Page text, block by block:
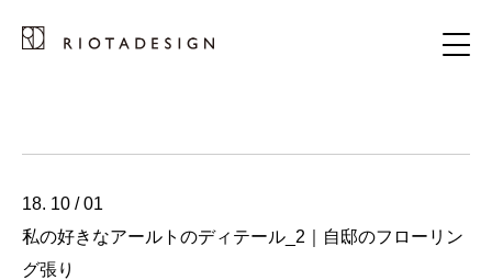
18. 10 / 01
私の好きなアールトのディテール_2｜自邸のフローリン
グ張り